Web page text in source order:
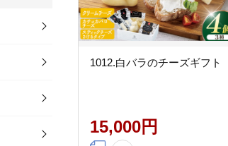
1012.白バラのチーズギフト
15,000円